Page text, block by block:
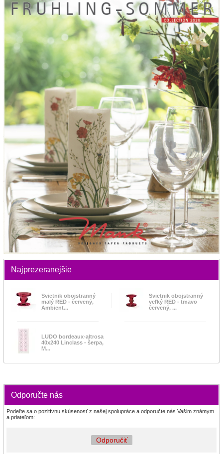
Najprezeranejšie
Svietnik obojstranný
malý RED - červený,
Ambient...
Svietnik obojstranný
veľký RED - tmavo
červený, ...
LUDO bordeaux-altrosa
40x240 Linclass - šerpa,
M...
Odporučte nás
Podeľte sa o pozitívnu skúsenosť z našej spolupráce a odporučte nás Vašim známym
a priateľom:
Odporučiť